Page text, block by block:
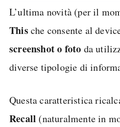
L’ultima novità (per il
Thische consente al
screenshoto foto da
diverse tipologie di
Questa caratteristica
Recall (naturalmente in